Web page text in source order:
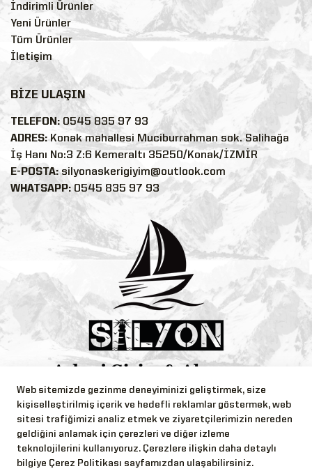
Web sitemizde gezinme deneyiminizi geliştirmek, size
kişiselleştirilmiş içerik ve hedefli reklamlar göstermek, web
sitesi trafiğimizi analiz etmek ve ziyaretçilerimizin nereden
geldiğini anlamak için çerezleri ve diğer izleme
teknolojilerini kullanıyoruz. Çerezlere ilişkin daha detaylı
bilgiye Çerez Politikası sayfamızdan ulaşabilirsiniz.
İndirimli Ürünler
Yeni Ürünler
Tüm Ürünler
İletişim
BİZE ULAŞIN
TELEFON: 0545 835 97 93
ADRES:Konak mahallesi Muciburrahman sok. Salihağa
İş Hanı No:3 Z:6 Kemeraltı 35250/Konak/İZMİR
E-POSTA: silyonaskerigiyim@outlook.com
WHATSAPP: 0545 835 97 93
Bizi Takip Edin!